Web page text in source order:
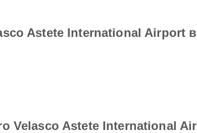
Astete International Airport
Velasco Astete International